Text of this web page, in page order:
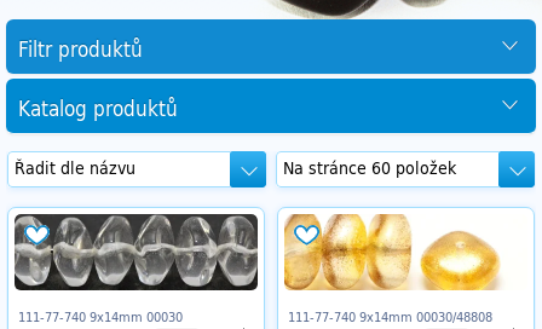
Filtr produktů
Katalog produktů
111-77-740 9x14mm 00030
111-77-740 9x14mm 00030/48808